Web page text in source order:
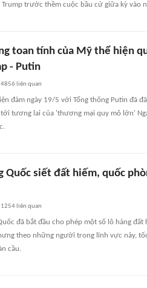
Trump trước thềm cuộc bầu cử giữa kỳ vào
toan tính của Mỹ thể hiện
- Putin
4856 liên quan
đàm ngày 19/5 với Tổng thống Putin đã
tương lai của 'thương mại quy mô lớn'
Quốc siết đất hiếm, quốc
1254 liên quan
đã bắt đầu cho phép một số lô hàng
theo những người trong lĩnh vực này,
cầu.